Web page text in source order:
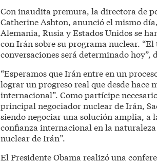
Con inaudita premura, la directora de
Catherine Ashton, anunció el mismo
Alemania, Rusia y Estados Unidos se
con Irán sobre su programa nuclear.
conversaciones será determinado
“Esperamos que Irán entre en un
lograr un progreso real que desde
internacional”. Como partícipe
principal negociador nuclear de Irán,
siendo negociar una solución amplia, a
confianza internacional en la
nuclear de Irán”.
El Presidente Obama realizó una